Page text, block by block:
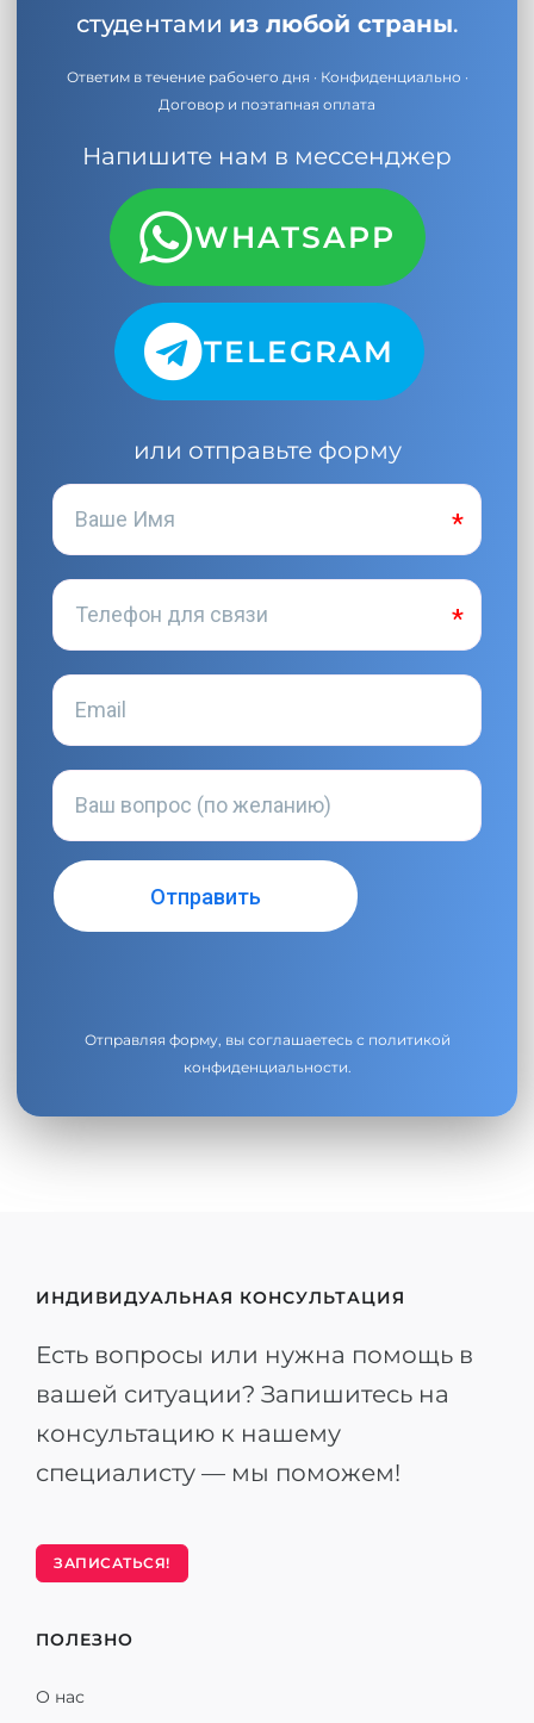
студентами из любой страны.
Ответим в течение рабочего дня · Конфиденциально ·
Договор и поэтапная оплата
Напишите нам в мессенджер
WHATSAPP
TELEGRAM
или отправьте форму
Отправляя форму, вы соглашаетесь с политикой
конфиденциальности.
ИНДИВИДУАЛЬНАЯ КОНСУЛЬТАЦИЯ
Есть вопросы или нужна помощь в
вашей ситуации? Запишитесь на
консультацию к нашему
специалисту — мы поможем!
ЗАПИСАТЬСЯ!
ПОЛЕЗНО
О нас